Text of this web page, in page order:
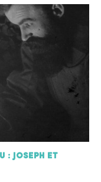
: Joseph et